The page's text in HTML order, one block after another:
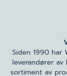
Siden 1990 har
leverandører
sortiment av